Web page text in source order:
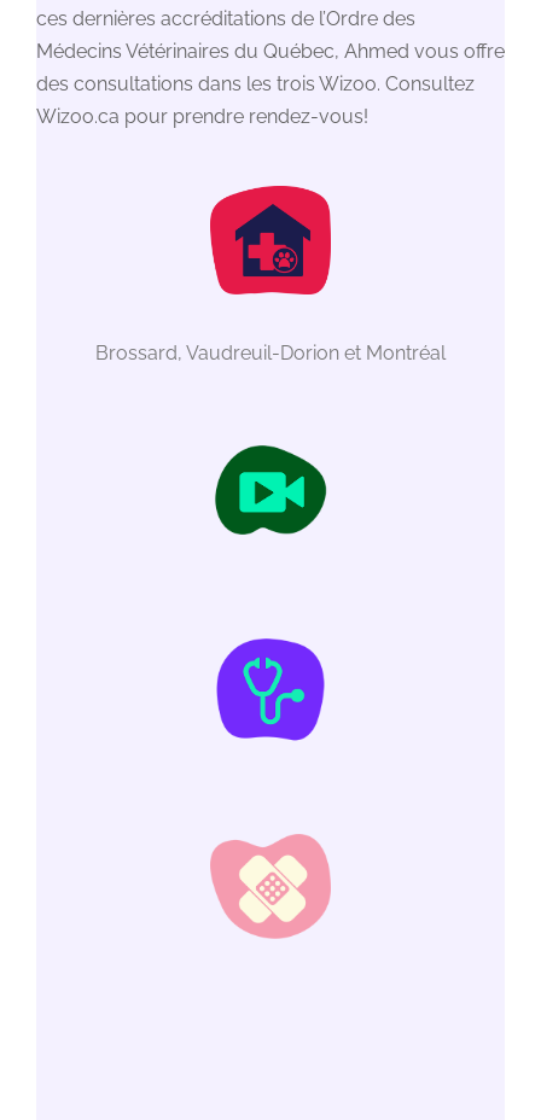
ces dernières accréditations de l’Ordre des
Médecins Vétérinaires du Québec, Ahmed vous offre
des consultations dans les trois Wizoo. Consultez
Wizoo.ca pour prendre rendez-vous!
Brossard, Vaudreuil-Dorion et Montréal